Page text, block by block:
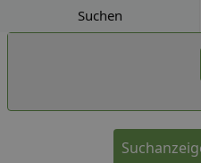
Suchen